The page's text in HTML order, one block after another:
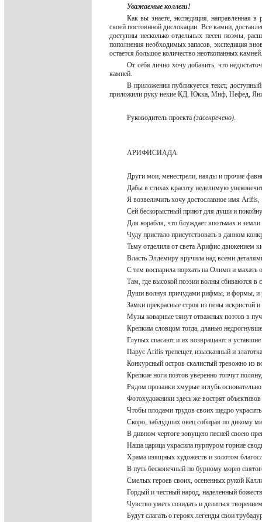
Уважаемые коллеги!
Как вы знаете, экспедиция, направленная
своей постоянной дислокации. Все камни,
доступны несколько отдельных песен поэмы,
пополнения необходимых запасов, экспедиция
остается большое количество неоткопанных
От себя лично хочу добавить, что
камней.
В приложении публикуется текст,
приложили руку некие КД, Юкка, Миф, Нефед,
Руководитель проекта (засекречено).
АРИФИСИАДА
Други мои, менестрели, наяды и прочие
Дабы в стихах красоту неделимую
Я возвеличить хочу достославное имя
Сей бескорыстный приют для души и
Для корабля, что блуждает впотьмах и
Чуду пристало присутствовать в данном
Тьму отделила от света Арифис движением
Власть Элдемиру вручила над всеми
С тем воспарила порхать на Олимп и махать
Там, где высокой поэзии волны сбиваются
Души волнуя причудами рифмы, и формы,
Замки прекрасные строя из пены искристой
Музы коварные тянут отважных поэтов в
Крепким словцом тогда, дланью
Глупых спасают и их возвращают в
Парус Arifis трепещет, изысканный и
Конкурсный остров скалистый тревожно из
Крепкие ноги поэтов уверенно топчут
Рядом прозаики хмурые вглубь
Фотохудожники здесь же вострят
Чтобы плодами трудов своих щедро
Скоро, заблудших овец собирая по дикому
В дивном чертоге зовущею песней своею
Наша царица украсила пурпуром горние
Храма изящных художеств и золотом
В путь бесконечный по бурному морю
Смелых героев своих, осененных рукой
Гордый и честный народ, наделенный
Чувство уметь созидать и делиться
Будут слагать о героях легенды свои